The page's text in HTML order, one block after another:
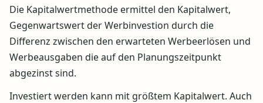
Die Kapitalwertmethode ermittel den Kapitalwert,
Gegenwartswert der Werbinvestion durch die
Differenz zwischen den erwarteten Werbeerlösen und
Werbeausgaben die auf den Planungszeitpunkt
abgezinst sind.
Investiert werden kann mit größtem Kapitalwert. Auch